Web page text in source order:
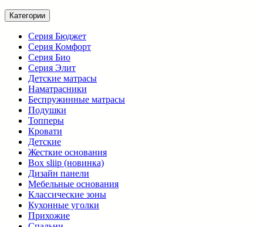
Категории
Серия Бюджет
Серия Комфорт
Серия Био
Серия Элит
Детские матрасы
Наматрасники
Беспружинные матрасы
Подушки
Топперы
Кровати
Детские
Жесткие основания
Box sliip (новинка)
Дизайн панели
Мебельные основания
Классические зоны
Кухонные уголки
Прихожие